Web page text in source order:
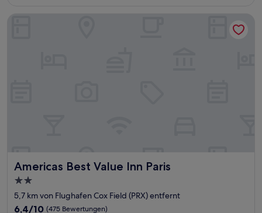
Bewertungen)
Americas Best Value Inn Paris
Americas Best Value Inn Paris
2.0-
Sterne-
Unterkunft
5,7 km von Flughafen Cox Field (PRX) entfernt
6.4
6,4/10 (475 Bewertungen)
Americas Best Value Inn Paris